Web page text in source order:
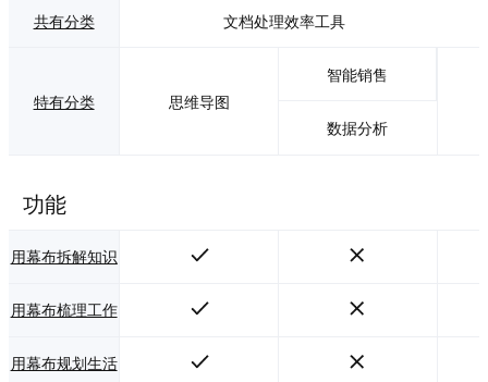
共有分类 文档处理效率工具
特有分类 思维导图
智能销售
数据分析
功能
用幕布拆解知识
用幕布梳理工作
用幕布规划生活